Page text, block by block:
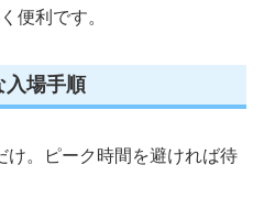
便利です。
入場手順
け。ピーク時間を避ければ待